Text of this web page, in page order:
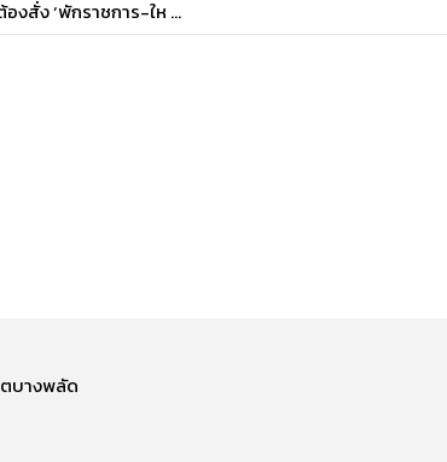
สั่ง ‘พักราชการ-ให ...
ตบางพลัด